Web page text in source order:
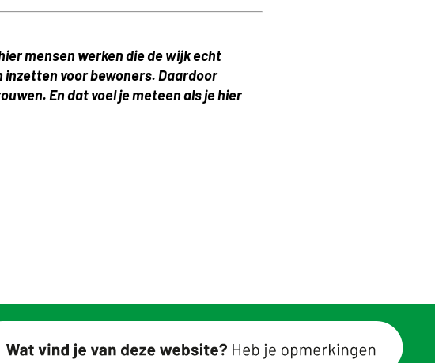
mensen werken die de wijk echt
inzetten voor bewoners. Daardoor
En dat voel je meteen als je hier